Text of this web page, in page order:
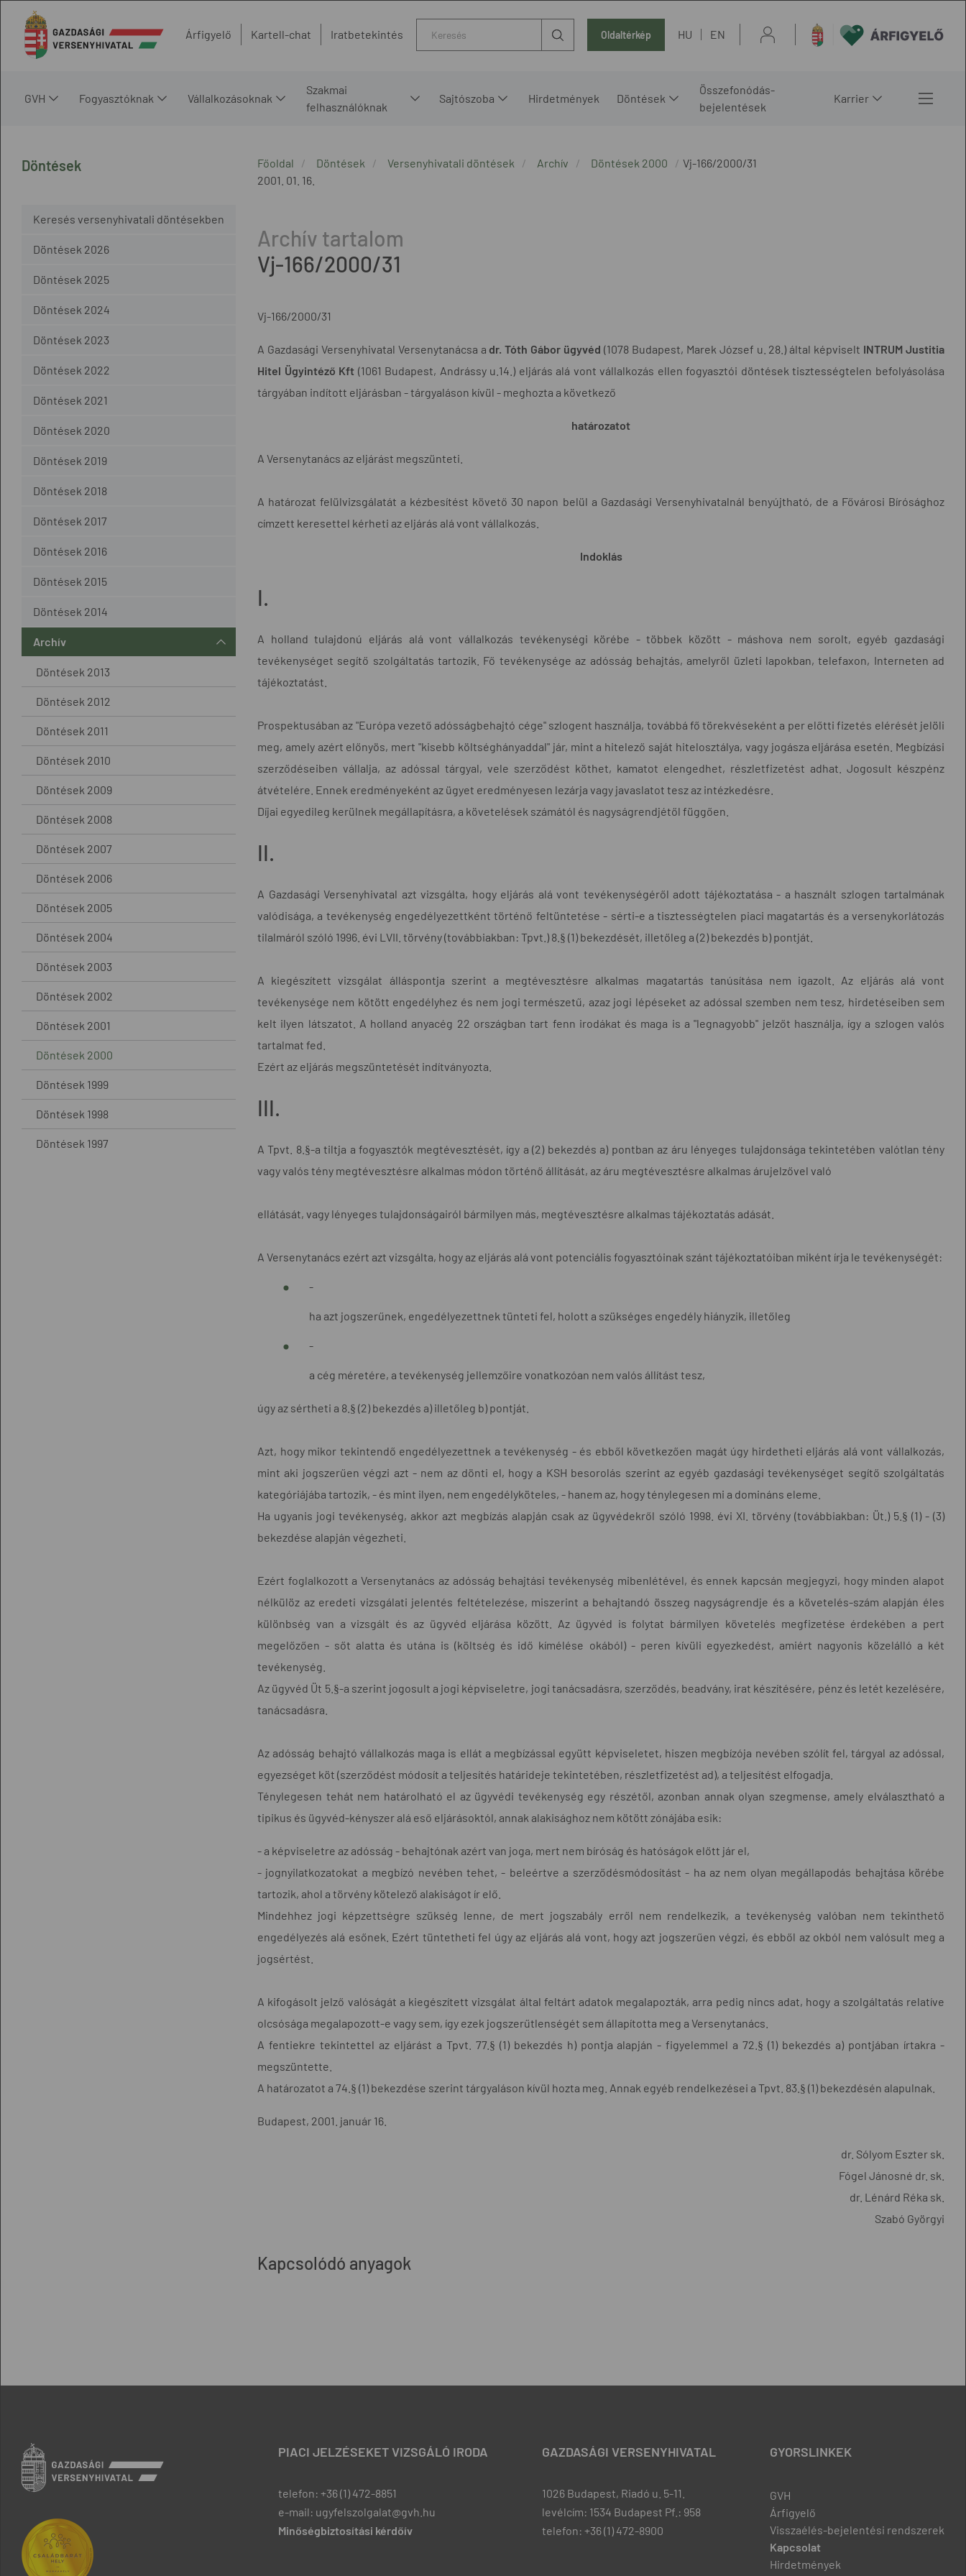
Árfigyelő Kartell-chat Iratbetekintés Oldaltérkép HU EN
GVH Fogyasztóknak Vállalkozásoknak
Szakmai
felhasználóknak
Sajtószoba Hirdetmények Döntések
Összefonódás-
bejelentések
Karrier
Döntések
Keresés versenyhivatali döntésekben
Döntések 2026
Döntések 2025
Döntések 2024
Döntések 2023
Döntések 2022
Döntések 2021
Döntések 2020
Döntések 2019
Döntések 2018
Döntések 2017
Döntések 2016
Döntések 2015
Döntések 2014
Archív
Döntések 2013
Döntések 2012
Döntések 2011
Döntések 2010
Döntések 2009
Döntések 2008
Döntések 2007
Döntések 2006
Döntések 2005
Döntések 2004
Döntések 2003
Döntések 2002
Döntések 2001
Döntések 2000
Döntések 1999
Döntések 1998
Döntések 1997
Főoldal Döntések Versenyhivatali döntések Archív Döntések 2000
Vj-166/2000/31
2001. 01. 16.
Vj-166/2000/31
Vj-166/2000/31
A Gazdasági Versenyhivatal Versenytanácsa a dr. Tóth Gábor ügyvéd (1078 Budapest, Marek József u. 28.) által képviselt INTRUM Justitia
Hitel Ügyintéző Kft (1061 Budapest, Andrássy u.14.) eljárás alá vont vállalkozás ellen fogyasztói döntések tisztességtelen befolyásolása
tárgyában indított eljárásban - tárgyaláson kívül - meghozta a következő
határozatot
A Versenytanács az eljárást megszünteti.
A határozat felülvizsgálatát a kézbesítést követő 30 napon belül a Gazdasági Versenyhivatalnál benyújtható, de a Fővárosi Bírósághoz
címzett keresettel kérheti az eljárás alá vont vállalkozás.
Indoklás
I.
A holland tulajdonú eljárás alá vont vállalkozás tevékenységi körébe - többek között - máshova nem sorolt, egyéb gazdasági
tevékenységet segítő szolgáltatás tartozik. Fő tevékenysége az adósság behajtás, amelyről üzleti lapokban, telefaxon, Interneten ad
tájékoztatást.
Prospektusában az "Európa vezető adósságbehajtó cége" szlogent használja, továbbá fő törekvéseként a per előtti fizetés elérését jelöli
meg, amely azért előnyös, mert "kisebb költséghányaddal" jár, mint a hitelező saját hitelosztálya, vagy jogásza eljárása esetén. Megbízási
szerződéseiben vállalja, az adóssal tárgyal, vele szerződést köthet, kamatot elengedhet, részletfizetést adhat. Jogosult készpénz
átvételére. Ennek eredményeként az ügyet eredményesen lezárja vagy javaslatot tesz az intézkedésre.
Díjai egyedileg kerülnek megállapításra, a követelések számától és nagyságrendjétől függően.
II.
A Gazdasági Versenyhivatal azt vizsgálta, hogy eljárás alá vont tevékenységéről adott tájékoztatása - a használt szlogen tartalmának
valódisága, a tevékenység engedélyezettként történő feltüntetése - sérti-e a tisztességtelen piaci magatartás és a versenykorlátozás
tilalmáról szóló 1996. évi LVII. törvény (továbbiakban: Tpvt.) 8.§ (1) bekezdését, illetőleg a (2) bekezdés b) pontját.
A kiegészített vizsgálat álláspontja szerint a megtévesztésre alkalmas magatartás tanúsítása nem igazolt. Az eljárás alá vont
tevékenysége nem kötött engedélyhez és nem jogi természetű, azaz jogi lépéseket az adóssal szemben nem tesz, hirdetéseiben sem
kelt ilyen látszatot. A holland anyacég 22 országban tart fenn irodákat és maga is a "legnagyobb" jelzőt használja, így a szlogen valós
tartalmat fed.
Ezért az eljárás megszüntetését indítványozta.
III.
A Tpvt. 8.§-a tiltja a fogyasztók megtévesztését, így a (2) bekezdés a) pontban az áru lényeges tulajdonsága tekintetében valótlan tény
vagy valós tény megtévesztésre alkalmas módon történő állítását, az áru megtévesztésre alkalmas árujelzővel való
ellátását, vagy lényeges tulajdonságairól bármilyen más, megtévesztésre alkalmas tájékoztatás adását.
A Versenytanács ezért azt vizsgálta, hogy az eljárás alá vont potenciális fogyasztóinak szánt tájékoztatóiban miként írja le tevékenységét:
-
ha azt jogszerűnek, engedélyezettnek tünteti fel, holott a szükséges engedély hiányzik, illetőleg
-
a cég méretére, a tevékenység jellemzőire vonatkozóan nem valós állítást tesz,
úgy az sértheti a 8.§ (2) bekezdés a) illetőleg b) pontját.
Azt, hogy mikor tekintendő engedélyezettnek a tevékenység - és ebből következően magát úgy hirdetheti eljárás alá vont vállalkozás,
mint aki jogszerűen végzi azt - nem az dönti el, hogy a KSH besorolás szerint az egyéb gazdasági tevékenységet segítő szolgáltatás
kategóriájába tartozik, - és mint ilyen, nem engedélyköteles, - hanem az, hogy ténylegesen mi a domináns eleme.
Ha ugyanis jogi tevékenység, akkor azt megbízás alapján csak az ügyvédekről szóló 1998. évi XI. törvény (továbbiakban: Üt.) 5.§ (1) - (3)
bekezdése alapján végezheti.
Ezért foglalkozott a Versenytanács az adósság behajtási tevékenység mibenlétével, és ennek kapcsán megjegyzi, hogy minden alapot
nélkülöz az eredeti vizsgálati jelentés feltételezése, miszerint a behajtandó összeg nagyságrendje és a követelés-szám alapján éles
különbség van a vizsgált és az ügyvéd eljárása között. Az ügyvéd is folytat bármilyen követelés megfizetése érdekében a pert
megelőzően - sőt alatta és utána is (költség és idő kímélése okából) - peren kívüli egyezkedést, amiért nagyonis közelálló a két
tevékenység.
Az ügyvéd Üt 5.§-a szerint jogosult a jogi képviseletre, jogi tanácsadásra, szerződés, beadvány, irat készítésére, pénz és letét kezelésére,
tanácsadásra.
Az adósság behajtó vállalkozás maga is ellát a megbízással együtt képviseletet, hiszen megbízója nevében szólít fel, tárgyal az adóssal,
egyezséget köt (szerződést módosít a teljesítés határideje tekintetében, részletfizetést ad), a teljesítést elfogadja.
Ténylegesen tehát nem határolható el az ügyvédi tevékenység egy részétől, azonban annak olyan szegmense, amely elválasztható a
tipikus és ügyvéd-kényszer alá eső eljárásoktól, annak alakisághoz nem kötött zónájába esik:
- a képviseletre az adósság - behajtónak azért van joga, mert nem bíróság és hatóságok előtt jár el,
- jognyilatkozatokat a megbízó nevében tehet, - beleértve a szerződésmódosítást - ha az nem olyan megállapodás behajtása körébe
tartozik, ahol a törvény kötelező alakiságot ír elő.
Mindehhez jogi képzettségre szükség lenne, de mert jogszabály erről nem rendelkezik, a tevékenység valóban nem tekinthető
engedélyezés alá esőnek. Ezért tüntetheti fel úgy az eljárás alá vont, hogy azt jogszerűen végzi, és ebből az okból nem valósult meg a
jogsértést.
A kifogásolt jelző valóságát a kiegészített vizsgálat által feltárt adatok megalapozták, arra pedig nincs adat, hogy a szolgáltatás relatíve
olcsósága megalapozott-e vagy sem, így ezek jogszerűtlenségét sem állapította meg a Versenytanács.
A fentiekre tekintettel az eljárást a Tpvt. 77.§ (1) bekezdés h) pontja alapján - figyelemmel a 72.§ (1) bekezdés a) pontjában írtakra -
megszüntette.
A határozatot a 74.§ (1) bekezdése szerint tárgyaláson kívül hozta meg. Annak egyéb rendelkezései a Tpvt. 83.§ (1) bekezdésén alapulnak.
Budapest, 2001. január 16.
dr. Sólyom Eszter sk.
Fógel Jánosné dr. sk.
dr. Lénárd Réka sk.
Szabó Györgyi
Kapcsolódó anyagok
PIACI JELZÉSEKET VIZSGÁLÓ IRODA
telefon: +36 (1) 472-8851
e-mail: ugyfelszolgalat@gvh.hu
Minőségbiztosítási kérdőív
GAZDASÁGI VERSENYHIVATAL
1026 Budapest, Riadó u. 5-11.
levélcím: 1534 Budapest Pf.: 958
telefon: +36 (1) 472-8900
GYORSLINKEK
GVH
Árfigyelő
Visszaélés-bejelentési rendszerek
Kapcsolat
Hirdetmények